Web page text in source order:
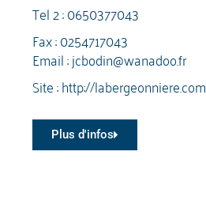
Tel 2 :0650377043
Fax : 0254717043
Email :jcbodin@wanadoo.fr
Site :http://labergeonniere.com
Plus d'infos